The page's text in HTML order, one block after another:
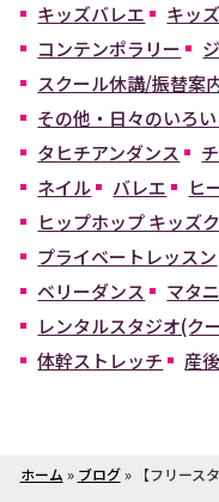
キッズバレエ キッ
コンテンポラリー
スクール休講/振替案
その他・日々のいろい
タヒチアンダンス
ネイル
バレエ ヒ
ヒップホップ キッズ
プライベートレッスン
ベリーダンス
マタ
レンタルスタジオ(ク
体幹ストレッチ
産
ホーム » ブログ»
【フリー